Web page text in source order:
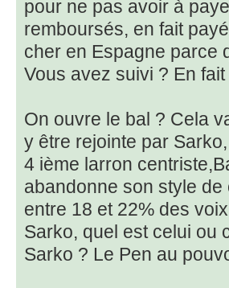
pour ne pas avoir à
remboursés, en fait
cher en Espagne parce
Vous avez suivi ? En
On ouvre le bal ? Cela
y être rejointe par
4 ième larron
abandonne son style
entre 18 et 22% des
Sarko, quel est celui ou
Sarko ? Le Pen au